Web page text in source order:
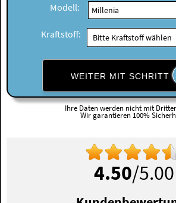
Modell:
Kraftstoff:
WEITER MIT SCHRITT
Ihre Daten werden nicht mit
Wir garantieren 100%
4.50/5.00